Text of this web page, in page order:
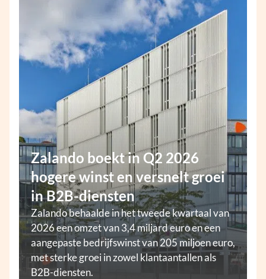
Zalando boekt in Q2 2026
hogere winst en versnelt groei
in B2B-diensten
Zalando behaalde in het tweede kwartaal van
2026 een omzet van 3,4 miljard euro en een
aangepaste bedrijfswinst van 205 miljoen euro,
met sterke groei in zowel klantaantallen als
B2B-diensten.